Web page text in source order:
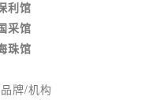
利馆
采馆
珠馆
牌/机构